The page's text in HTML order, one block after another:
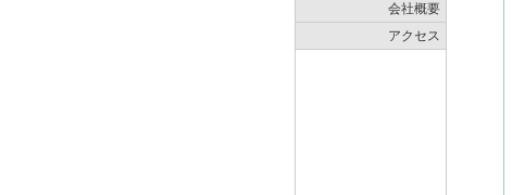
会社概要
アクセス